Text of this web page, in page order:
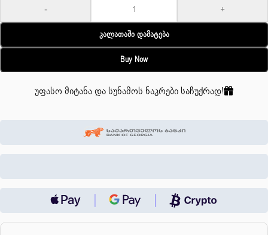
- +
Კალათაში Დამატება
Buy Now
უფასო მიტანა და სუნამოს ნაკრები საჩუქრად!